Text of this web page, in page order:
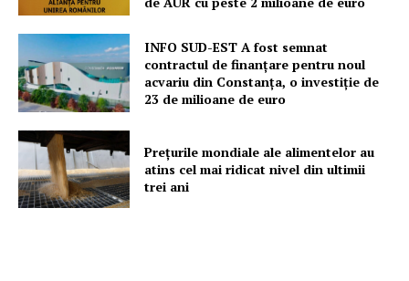
INFO SUD-EST A fost semnat
contractul de finanțare pentru noul
acvariu din Constanța, o investiție de
23 de milioane de euro
Prețurile mondiale ale alimentelor au
atins cel mai ridicat nivel din ultimii
trei ani